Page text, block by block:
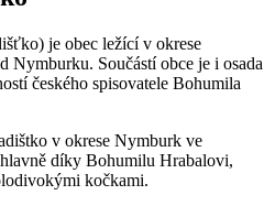
je obec ležící v okrese
Nymburku. Součástí obce je i osada
českého spisovatele Bohumila
v okrese Nymburk ve
díky Bohumilu Hrabalovi,
kočkami.